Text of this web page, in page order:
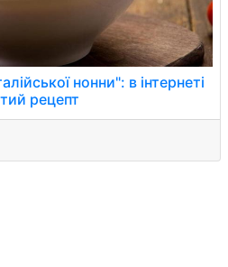
нонни": в інтернеті
рецепт